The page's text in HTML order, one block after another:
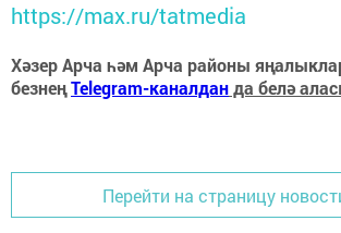
https://max.ru/tatmedia
Хәзер Арча һәм Арча районы
безнеңTelegram-каналданда белә
Перейти на страницу